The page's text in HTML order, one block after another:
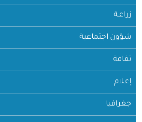
زراعـة
شؤون اجتماعية
ثقافة
إعلام
جغرافيا